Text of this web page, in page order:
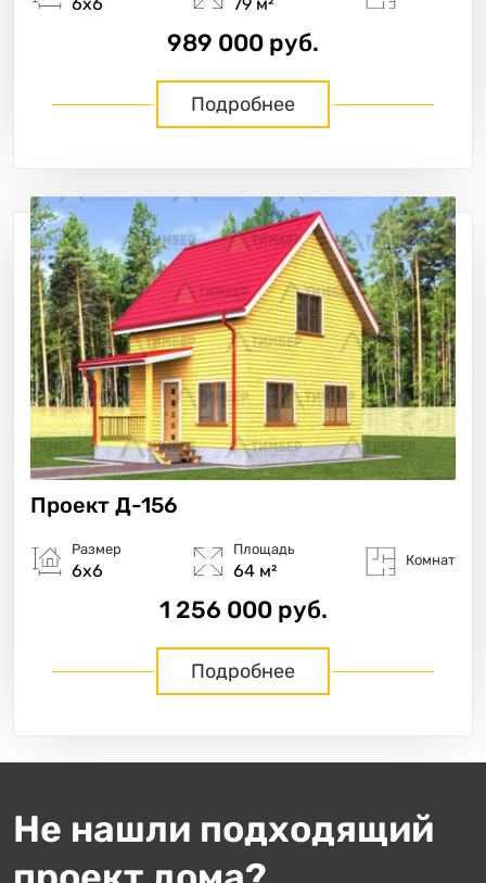
989 000 руб.
Подробнее
Проект Д-156
Размер
6х6
Площадь
64 м²
Комнат
1 256 000 руб.
Подробнее
Не нашли подходящий